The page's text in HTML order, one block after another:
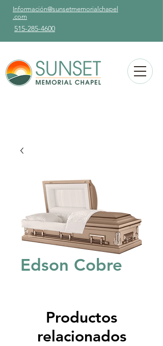
Información@sunsetmemorialchapel
.com
515-285-4600
Edson Cobre
Productos
relacionados